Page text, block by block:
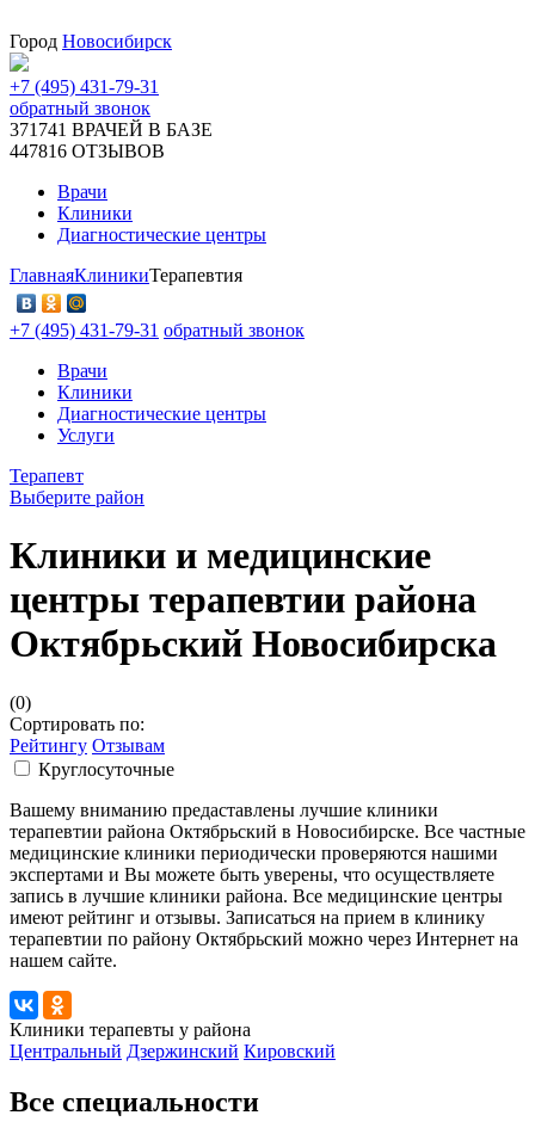
Город Новосибирск
+7 (495) 431-79-31
обратный звонок
371741 ВРАЧЕЙ В БАЗЕ
447816 ОТЗЫВОВ
Врачи
Клиники
Диагностические центры
ГлавнаяКлиникиТерапевтия
+7 (495) 431-79-31 обратный звонок
Врачи
Клиники
Диагностические центры
Услуги
Терапевт
Выберите район
Клиники и медицинские
центры терапевтии района
Октябрьский Новосибирска
(0)
Сортировать по:
Рейтингу Отзывам
Круглосуточные
Вашему вниманию предаставлены лучшие клиники
терапевтии района Октябрьский в Новосибирске. Все частные
медицинские клиники периодически проверяются нашими
экспертами и Вы можете быть уверены, что осуществляете
запись в лучшие клиники района. Все медицинские центры
имеют рейтинг и отзывы. Записаться на прием в клинику
терапевтии по району Октябрьский можно через Интернет на
нашем сайте.
Клиники терапевты у района
Центральный Дзержинский Кировский
Все специальности